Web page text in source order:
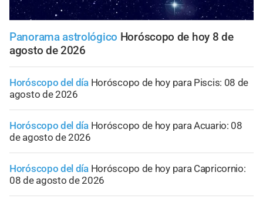
Panorama astrológico Horóscopo de hoy 8 de
agosto de 2026
Horóscopo del día Horóscopo de hoy para Piscis: 08 de
agosto de 2026
Horóscopo del día Horóscopo de hoy para Acuario: 08
de agosto de 2026
Horóscopo del día Horóscopo de hoy para Capricornio:
08 de agosto de 2026